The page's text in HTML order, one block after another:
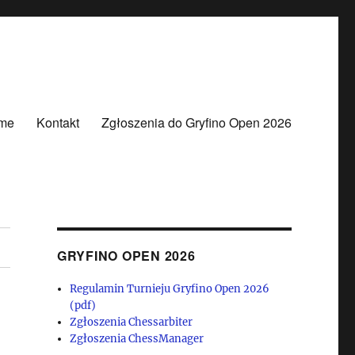
Kontakt Zgłoszenia do Gryfino Open 2026
GRYFINO OPEN 2026
Regulamin Turnieju Gryfino Open 2026
(pdf)
Zgłoszenia Chessarbiter
Zgłoszenia ChessManager